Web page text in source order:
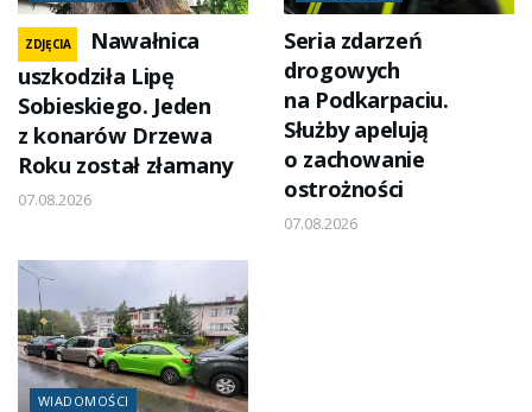
ZDJĘCIA
Nawałnica
uszkodziła Lipę
Sobieskiego. Jeden
z konarów Drzewa
Roku został złamany
07.08.2026
Seria zdarzeń
drogowych
na Podkarpaciu.
Służby apelują
o zachowanie
ostrożności
07.08.2026
WIADOMOŚCI